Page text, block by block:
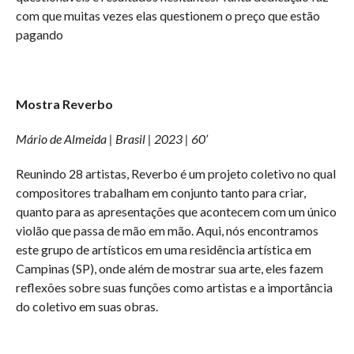
com que muitas vezes elas questionem o preço que estão
pagando
Mostra Reverbo
Mário de Almeida | Brasil | 2023 | 60’
Reunindo 28 artistas, Reverbo é um projeto coletivo no qual
compositores trabalham em conjunto tanto para criar,
quanto para as apresentações que acontecem com um único
violão que passa de mão em mão. Aqui, nós encontramos
este grupo de artísticos em uma residência artística em
Campinas (SP), onde além de mostrar sua arte, eles fazem
reflexões sobre suas funções como artistas e a importância
do coletivo em suas obras.